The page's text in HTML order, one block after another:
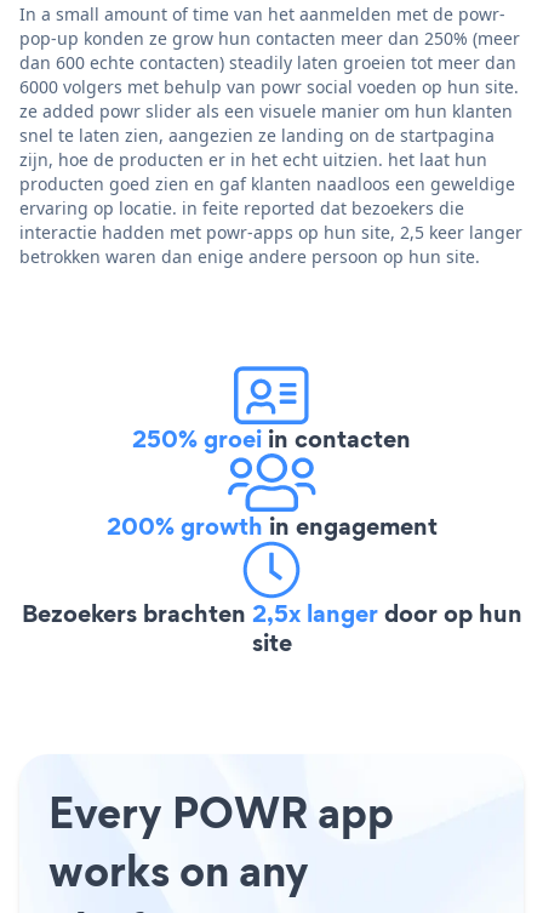
In a small amount of time van het aanmelden met de powr-
pop-up konden ze grow hun contacten meer dan 250% (meer
dan 600 echte contacten) steadily laten groeien tot meer dan
6000 volgers met behulp van powr social voeden op hun site.
ze added powr slider als een visuele manier om hun klanten
snel te laten zien, aangezien ze landing on de startpagina
zijn, hoe de producten er in het echt uitzien. het laat hun
producten goed zien en gaf klanten naadloos een geweldige
ervaring op locatie. in feite reported dat bezoekers die
interactie hadden met powr-apps op hun site, 2,5 keer langer
betrokken waren dan enige andere persoon op hun site.
250% groei in contacten
200% growth in engagement
Bezoekers brachten 2,5x langerdoor op hun
site
Every POWR app
works on any